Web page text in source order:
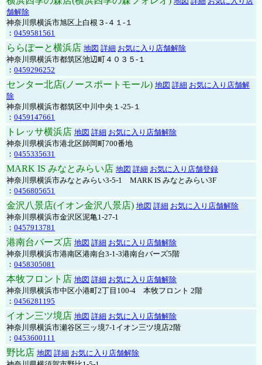
舗解除
神奈川県横浜市旭区上白根３-４１-１
： 0459581561
ららぽーと横浜店 地図 詳細 お気に入り店舗解除
神奈川県横浜市都筑区池辺町４０３５-１
： 0459296252
センター北店(ノースポートモール) 地図 詳細 お気に入り店舗解
除
神奈川県横浜市都筑区中川中央１-25-１
： 0459147661
トレッサ横浜店 地図 詳細 お気に入り店舗解除
神奈川県横浜市港北区師岡町700番地
： 0455335631
MARK IS みなとみらい店 地図 詳細 お気に入り店舗登録
神奈川県横浜市みなとみらい3-5-1 MARK IS みなとみらい3F
： 0456805651
金沢八景店(イオン金沢八景店) 地図 詳細 お気に入り店舗解除
神奈川県横浜市金沢区泥亀1-27-1
： 0457913781
港南台バーズ店 地図 詳細 お気に入り店舗解除
神奈川県横浜市港南区港南台3-1-3港南台バーズ5階
： 0458305081
本牧フロント店 地図 詳細 お気に入り店舗解除
神奈川県横浜市中区小港町2丁目100-4 本牧フロント 2階
： 0456281195
イオン三ツ境店 地図 詳細 お気に入り店舗解除
神奈川県横浜市瀬谷区三ッ境7-1イオン三ツ境店2階
： 0453600111
野比店 地図 詳細 お気に入り店舗解除